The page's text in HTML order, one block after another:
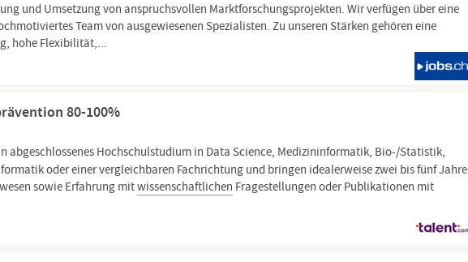
und Umsetzung von anspruchsvollen Marktforschungsprojekten. Wir verfügen über eine
Team von ausgewiesenen Spezialisten. Zu unseren Stärken gehören eine
hohe Flexibilität,...
80-100%
abgeschlossenes Hochschulstudium in Data Science, Medizininformatik, Bio-/Statistik,
oder einer vergleichbaren Fachrichtung und bringen idealerweise zwei bis fünf Jahre
sowie Erfahrung mitwissenschaftlichen Fragestellungen oder Publikationen mit